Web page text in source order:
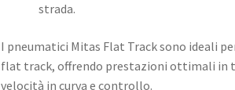
strada. ​
I pneumatici Mitas Flat Track sono ideali
flat track, offrendo prestazioni ottimali in
velocità in curva e controllo.